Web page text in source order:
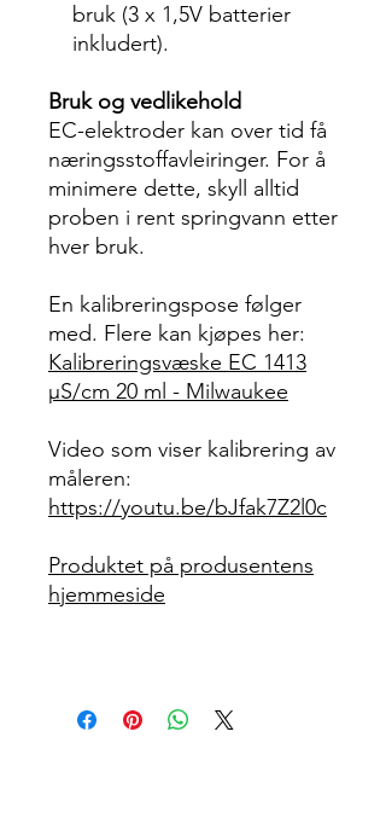
bruk (3 x 1,5V batterier
inkludert).
Bruk og vedlikehold
EC-elektroder kan over tid få
næringsstoffavleiringer. For å
minimere dette, skyll alltid
proben i rent springvann etter
hver bruk.
En kalibreringspose følger
med. Flere kan kjøpes her:
Kalibreringsvæske EC 1413
μS/cm 20 ml - Milwaukee
Video som viser kalibrering av
måleren:
https://youtu.be/bJfak7Z2l0c
Produktet på produsentens
hjemmeside